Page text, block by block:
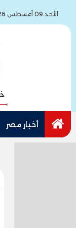
الأحد 09 أغسطس 2026
أخبار مصر